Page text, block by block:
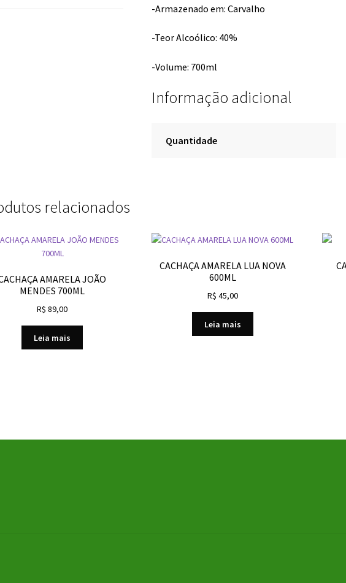
-Armazenado em: Carvalho
-Teor Alcoólico: 40%
-Volume: 700ml
Informação adicional
Quantidade
relacionados
AMARELA JOÃO
MENDES 700ML
R$ 89,00
Leia mais
CACHAÇA AMARELA LUA NOVA
600ML
R$ 45,00
Leia mais